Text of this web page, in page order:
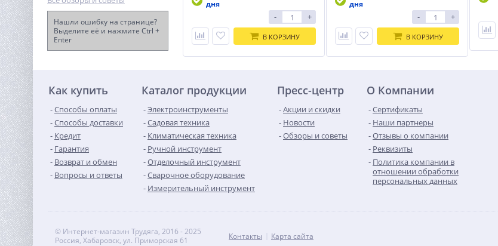
Степлер аккумуляторный
WORX WX843, 20В, 2Ач х1,
Нашли ошибку на странице?
Выделите её и нажмите Ctrl +
Enter
дня
- +
В КОРЗИНУ
дня
- +
В КОРЗИНУ
Как купить
Способы оплаты
Способы доставки
Кредит
Гарантия
Возврат и обмен
Вопросы и ответы
Каталог продукции
Электроинструменты
Садовая техника
Климатическая техника
Ручной инструмент
Отделочный инструмент
Сварочное оборудование
Измерительный инструмент
Пресс-центр
Акции и скидки
Новости
Обзоры и советы
О Компании
Сертификаты
Наши партнеры
Отзывы о компании
Реквизиты
Политика компании в
отношении обработки
персональных данных
© Интернет-магазин Трудяга, 2016 - 2025
Россия, Хабаровск, ул. Приморская 61
Контакты Карта сайта